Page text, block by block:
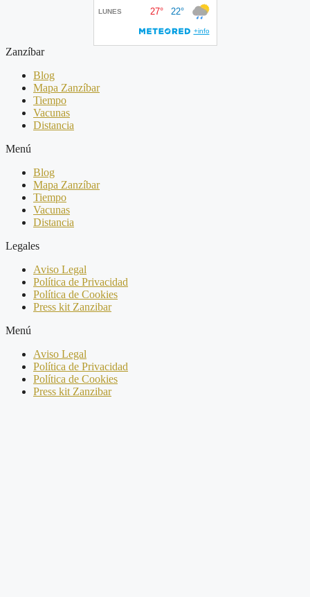
Zanzíbar
Blog
Mapa Zanzíbar
Tiempo
Vacunas
Distancia
Menú
Blog
Mapa Zanzíbar
Tiempo
Vacunas
Distancia
Legales
Aviso Legal
Política de Privacidad
Política de Cookies
Press kit Zanzibar
Menú
Aviso Legal
Política de Privacidad
Política de Cookies
Press kit Zanzibar